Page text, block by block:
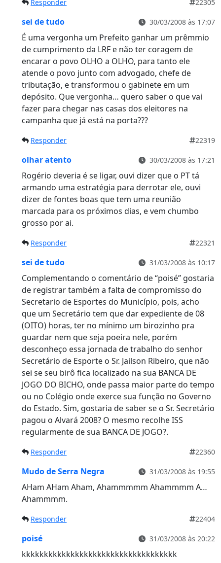
Responder 22305
sei de tudo 30/03/2008 às 17:07
É uma vergonha um Prefeito ganhar um prêmmio
de cumprimento da LRF e não ter coragem de
encarar o povo OLHO a OLHO, para tanto ele
atende o povo junto com advogado, chefe de
tributação, e transformou o gabinete em um
depósito. Que vergonha… quero saber o que vai
fazer para chegar nas casas dos eleitores na
campanha que já está na porta???
Responder 22319
olhar atento 30/03/2008 às 17:21
Rogério deveria é se ligar, ouvi dizer que o PT tá
armando uma estratégia para derrotar ele, ouvi
dizer de fontes boas que tem uma reunião
marcada para os próximos dias, e vem chumbo
grosso por ai.
Responder 22321
sei de tudo 31/03/2008 às 10:17
Complementando o comentário de “poisé” gostaria
de registrar também a falta de compromisso do
Secretario de Esportes do Município, pois, acho
que um Secretário tem que dar expediente de 08
(OITO) horas, ter no mínimo um birozinho pra
guardar nem que seja poeira nele, porém
desconheço essa jornada de trabalho do senhor
Secretário de Esporte o Sr. Jailson Ribeiro, que não
sei se seu birô fica localizado na sua BANCA DE
JOGO DO BICHO, onde passa maior parte do tempo
ou no Colégio onde exerce sua função no Governo
do Estado. Sim, gostaria de saber se o Sr. Secretário
pagou o Alvará 2008? O mesmo recolhe ISS
regularmente de sua BANCA DE JOGO?.
Responder 22360
Mudo de Serra Negra 31/03/2008 às 19:55
AHam AHam Aham, Ahammmmm Ahammmm A…
Ahammmm.
Responder 22404
poisé 31/03/2008 às 20:22
kkkkkkkkkkkkkkkkkkkkkkkkkkkkkkkkkkk